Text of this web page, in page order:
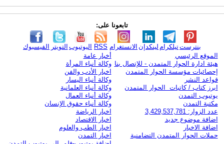
تابعونا على:
الفيسبوك التويتر اليوتيوب RSS الانستغرام لينكدإن تيلكرامبنترست
الموقع الرئيسي
هيئة ادارة الحوار المتمدن - للإتصال بنا
إحصائيات مؤسسة الحوار المتمدن
قواعد النشر
ابرز كتاب / كاتبات الحوار المتمدن
يوتيوب التمدن
مكتبة التمدن
عدد الزوار: 3,429,537,781
اضافة موضوع جديد
اضافة الاخبار
حملات الحوار المتمدن التضامنية
أخبار عامة
وكالة أنباء المرأة
اخبار الأدب والفن
وكالة أنباء اليسار
وكالة أنباء العلمانية
وكالة أنباء العمال
وكالة أنباء حقوق الإنسان
اخبار الرياضة
اخبار الاقتصاد
اخبار الطب والعلوم
اخبار التمدن